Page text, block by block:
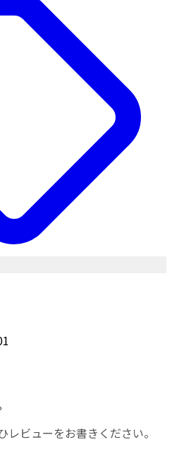
ビューをお書きください。